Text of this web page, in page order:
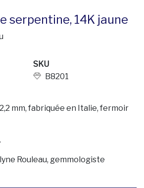
serpentine, 14K jaune
SKU
B8201
mm, fabriquée en Italie, fermoir
Rouleau, gemmologiste